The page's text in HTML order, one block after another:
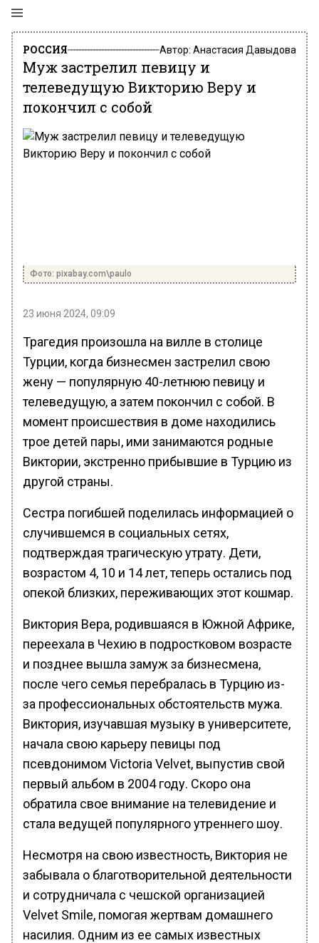
РОССИЯ Автор: Анастасия Давыдова
Муж застрелил певицу и
телеведущую Викторию Веру и
покончил с собой
Фото: pixabay.com\paulo
23 июня 2024, 09:09
Трагедия произошла на вилле в столице
Турции, когда бизнесмен застрелил свою
жену — популярную 40-летнюю певицу и
телеведущую, а затем покончил с собой. В
момент происшествия в доме находились
трое детей пары, ими занимаются родные
Виктории, экстренно прибывшие в Турцию из
другой страны.
Сестра погибшей поделилась информацией о
случившемся в социальных сетях,
подтверждая трагическую утрату. Дети,
возрастом 4, 10 и 14 лет, теперь остались под
опекой близких, переживающих этот кошмар.
Виктория Вера, родившаяся в Южной Африке,
переехала в Чехию в подростковом возрасте
и позднее вышла замуж за бизнесмена,
после чего семья перебралась в Турцию из-
за профессиональных обстоятельств мужа.
Виктория, изучавшая музыку в университете,
начала свою карьеру певицы под
псевдонимом Victoria Velvet, выпустив свой
первый альбом в 2004 году. Скоро она
обратила свое внимание на телевидение и
стала ведущей популярного утреннего шоу.
Несмотря на свою известность, Виктория не
забывала о благотворительной деятельности
и сотрудничала с чешской организацией
Velvet Smile, помогая жертвам домашнего
насилия. Одним из ее самых известных